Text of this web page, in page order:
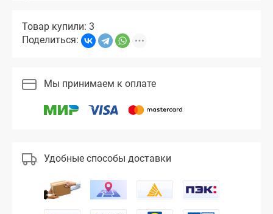
Товар купили: 3
Поделиться:
Мы принимаем к оплате
Удобные способы доставки